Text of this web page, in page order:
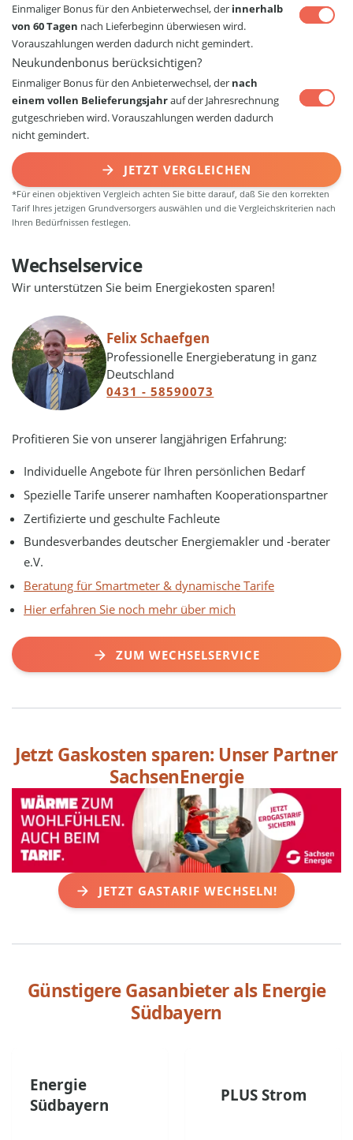
Einmaliger Bonus für den Anbieterwechsel, der innerhalb
von 60 Tagen nach Lieferbeginn überwiesen wird.
Vorauszahlungen werden dadurch nicht gemindert.
Neukundenbonus berücksichtigen?
Einmaliger Bonus für den Anbieterwechsel, der nach
einem vollen Belieferungsjahrauf der Jahresrechnung
gutgeschrieben wird. Vorauszahlungen werden dadurch
nicht gemindert.
JETZT VERGLEICHEN
*Für einen objektiven Vergleich achten Sie bitte darauf, daß Sie den korrekten
Tarif Ihres jetzigen Grundversorgers auswählen und die Vergleichskriterien nach
Ihren Bedürfnissen festlegen.
Wechselservice
Wir unterstützen Sie beim Energiekosten sparen!
Felix Schaefgen
Professionelle Energieberatung in ganz
Deutschland
0431 - 58590073
Profitieren Sie von unserer langjährigen Erfahrung:
Individuelle Angebote für Ihren persönlichen Bedarf
Spezielle Tarife unserer namhaften Kooperationspartner
Zertifizierte und geschulte Fachleute
Bundesverbandes deutscher Energiemakler und -berater
e.V.
Beratung für Smartmeter & dynamische Tarife
Hier erfahren Sie noch mehr über mich
ZUM WECHSELSERVICE
Jetzt Gaskosten sparen: Unser Partner
SachsenEnergie
JETZT GASTARIF WECHSELN!
Günstigere Gasanbieter als Energie
Südbayern
Energie
Südbayern
PLUS Strom